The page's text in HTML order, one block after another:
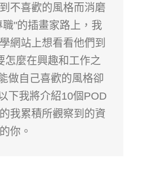
不喜歡的風格而消磨
"的插畫家路上，我
網站上想看看他們到
怎麼在興趣和工作之
做自己喜歡的風格卻
下我將介紹10個POD
我累積所觀察到的資
你。